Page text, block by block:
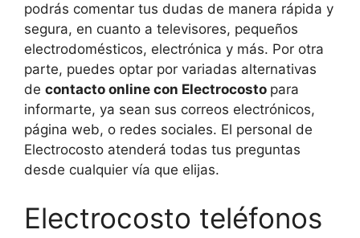
podrás comentar tus dudas de manera rápida y
segura, en cuanto a televisores, pequeños
electrodomésticos, electrónica y más. Por otra
parte, puedes optar por variadas alternativas
de contacto online con Electrocosto para
informarte, ya sean sus correos electrónicos,
página web, o redes sociales. El personal de
Electrocosto atenderá todas tus preguntas
desde cualquier vía que elijas.
Electrocosto teléfonos